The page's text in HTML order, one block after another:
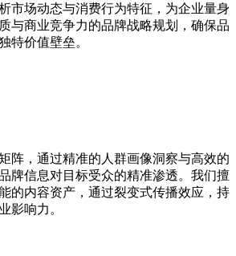
市场动态与消费行为特征，为企业量身
与商业竞争力的品牌战略规划，确保品
特价值壁垒。
阵，通过精准的人群画像洞察与高效的
牌信息对目标受众的精准渗透。我们擅
的内容资产，通过裂变式传播效应，持
影响力。